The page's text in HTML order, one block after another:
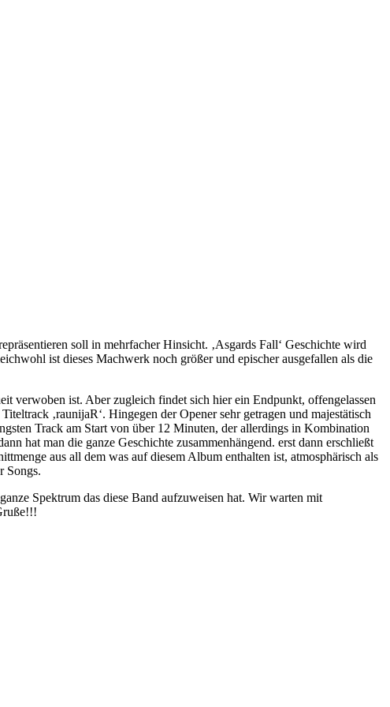
soll in mehrfacher Hinsicht. ‚Asgards Fall‘ Geschichte wird
ist dieses Machwerk noch größer und epischer ausgefallen als die
verwoben ist. Aber zugleich findet sich hier ein Endpunkt, offengelassen
‚raunijaR‘. Hingegen der Opener sehr getragen und majestätisch
Track am Start von über 12 Minuten, der allerdings in Kombination
hat man die ganze Geschichte zusammenhängend. erst dann erschließt
aus all dem was auf diesem Album enthalten ist, atmosphärisch als
Songs.
Spektrum das diese Band aufzuweisen hat. Wir warten mit